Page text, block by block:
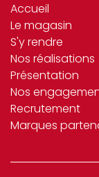
Accueil
Le magasin
S'y rendre
Nos réalisations
Présentation
Nos
Recrutement
Marques